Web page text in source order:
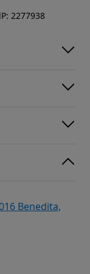
2277938
Benedita,